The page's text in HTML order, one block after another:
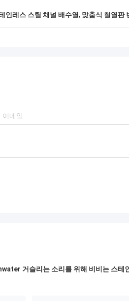
Andy Simpson
나는 이 공장의 장기 파트너입니다. 나
인레스 스틸 채널 배수열, 맞춤식 철열판
거슬리는 소리를 위해 비비는 스테